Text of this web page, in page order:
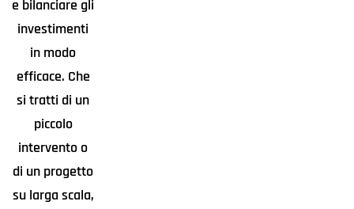
e bilanciare gli
investimenti
in modo
efficace. Che
si tratti di un
piccolo
intervento o
di un progetto
su larga scala,